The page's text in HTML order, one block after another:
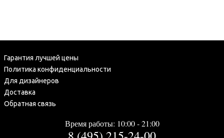
Гарантия лучшей цены
Политика конфиденциальности
Для дизайнеров
Доставка
Обратная связь
Время работы: 10:00 - 21:00